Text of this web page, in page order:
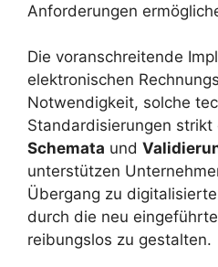
Anforderungen
Die voranschreitende
elektronischen
Notwendigkeit, solche
Standardisierungen strikt
Schemata und
unterstützen
Übergang zu
durch die neu
reibungslos zu gestalten.